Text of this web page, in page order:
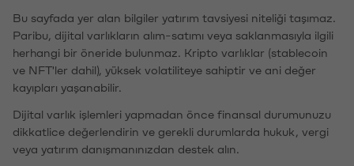
Bu sayfada yer alan bilgiler yatırım tavsiyesi niteliği taşımaz.
Paribu, dijital varlıkların alım-satımı veya saklanmasıyla ilgili
herhangi bir öneride bulunmaz. Kripto varlıklar (stablecoin
ve NFT'ler dahil), yüksek volatiliteye sahiptir ve ani değer
kayıpları yaşanabilir.
Dijital varlık işlemleri yapmadan önce finansal durumunuzu
dikkatlice değerlendirin ve gerekli durumlarda hukuk, vergi
veya yatırım danışmanınızdan destek alın.